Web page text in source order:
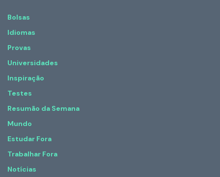
Bolsas
Idiomas
Provas
Universidades
Inspiração
Testes
Resumão da Semana
Mundo
Estudar Fora
Trabalhar Fora
Notícias